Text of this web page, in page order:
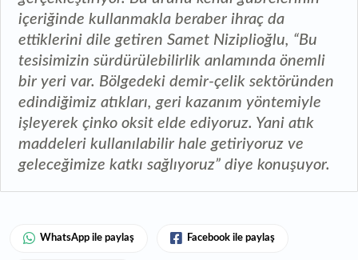
içeriğinde kullanmakla beraber ihraç da
ettiklerini dile getiren Samet Niziplioğlu, “Bu
tesisimizin sürdürülebilirlik anlamında önemli
bir yeri var. Bölgedeki demir-çelik sektöründen
edindiğimiz atıkları, geri kazanım yöntemiyle
işleyerek çinko oksit elde ediyoruz. Yani atık
maddeleri kullanılabilir hale getiriyoruz ve
geleceğimize katkı sağlıyoruz” diye konuşuyor.
WhatsApp ile paylaş Facebook ile paylaş